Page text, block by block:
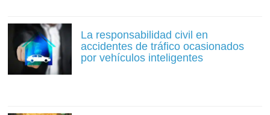
La responsabilidad civil en
accidentes de tráfico ocasionados
por vehículos inteligentes